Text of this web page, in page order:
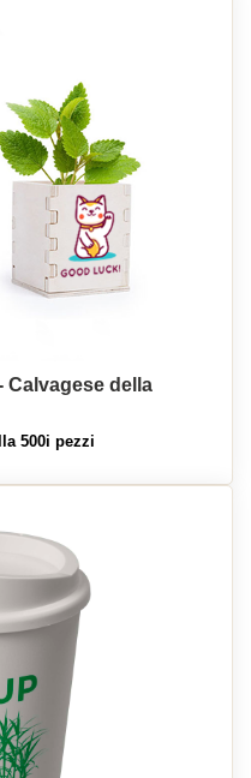
Calvagese della
500i pezzi